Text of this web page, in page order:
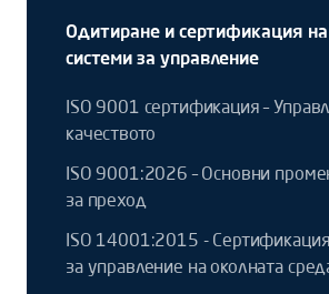
Одитиране и сертификация на
системи за управление
ISO 9001 сертификация –
качеството
ISO 9001:2026 – Основни
за преход
ISO 14001:2015 -
за управление на околната